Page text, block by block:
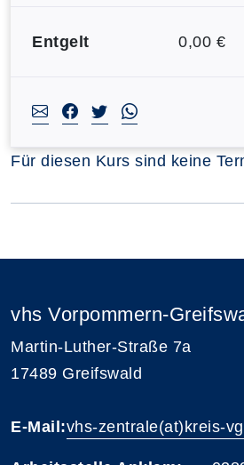
Entgelt 0,00 €
Für diesen Kurs sind keine
vhs Vorpommern-
Martin-Luther-Straße 7a
17489 Greifswald
E-Mail:vhs-zentrale(at)kreis-